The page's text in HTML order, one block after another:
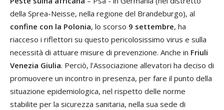
della Sprea-Neisse, nella regione del Brandeburgo), al
confine con la Polonia, lo scorso 9 settembre, ha
riacceso i riflettori su questo pericolosissimo virus e sulla
necessità di attuare misure di prevenzione. Anche in Friuli
Venezia Giulia. Perciò, l’Associazione allevatori ha deciso di
promuovere un incontro in presenza, per fare il punto della
situazione epidemiologica, nel rispetto delle norme
stabilite per la sicurezza sanitaria, nella sua sede di